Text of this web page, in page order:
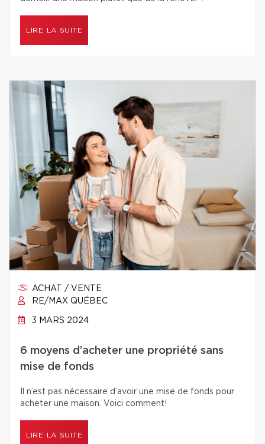
LIRE LA SUITE
ACHAT / VENTE
RE/MAX QUÉBEC
3 MARS 2024
6 moyens d’acheter une propriété sans
mise de fonds
Il n’est pas nécessaire d’avoir une mise de fonds pour
acheter une maison. Voici comment!
LIRE LA SUITE